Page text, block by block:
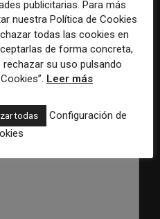
Mundial 2026
publicitarias. Para más
nuestra Política de Cookies
todas las cookies en
de forma concreta,
su uso pulsando
Leer más
todas
Configuración de